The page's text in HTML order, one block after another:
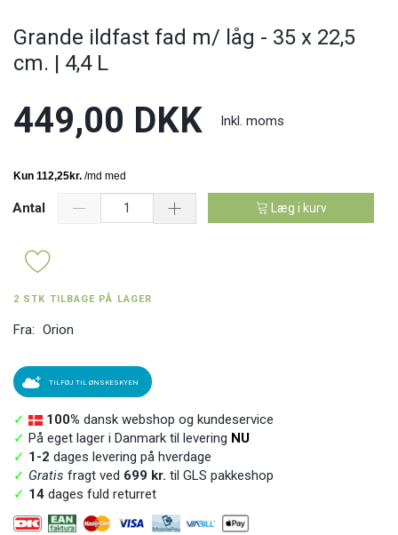
Grande ildfast fad m/ låg - 35 x 22,5
cm. | 4,4 L
449,00 DKK Inkl. moms
Antal Læg i kurv
2 STK TILBAGE PÅ LAGER
Fra: Orion
TILFØJ TIL ØNSKESKYEN
✓ 100% dansk webshop og kundeservice
✓ På eget lager i Danmark til levering NU
✓ 1-2 dages levering på hverdage
✓ Gratis fragt ved 699 kr. til GLS pakkeshop
✓ 14 dages fuld returret